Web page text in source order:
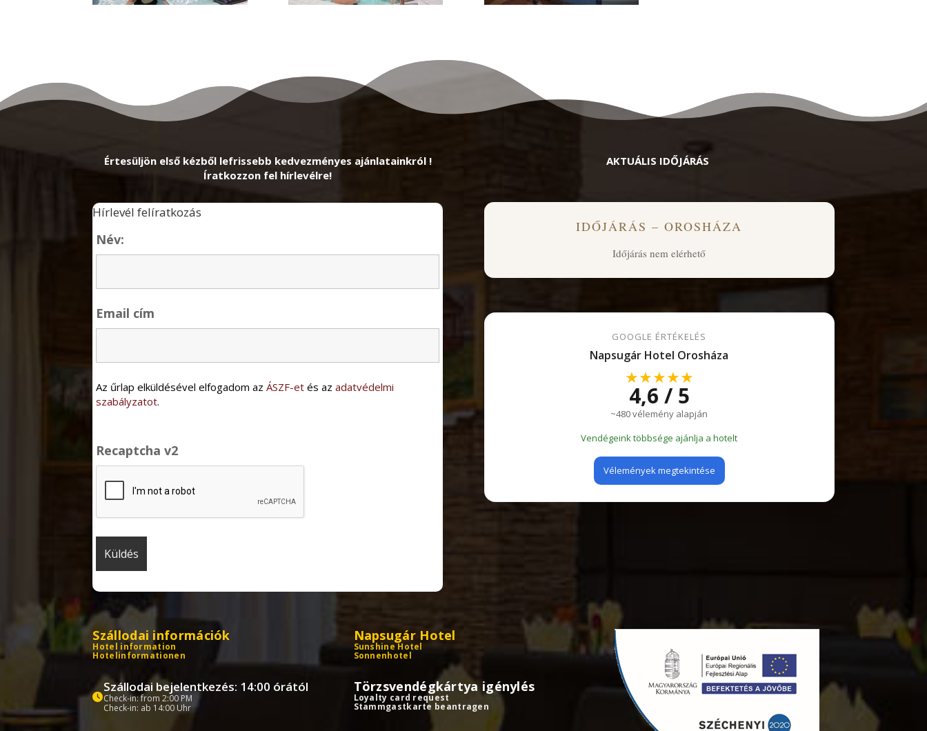
Értesüljön első kézből lefrissebb kedvezményes ajánlatainkról !
Íratkozzon fel hírlevélre!
Hírlevél felíratkozás
Név:
Email cím
Az űrlap elküldésével elfogadom azÁSZF-et és azadatvédelmi
szabályzatot.
Recaptcha v2
AKTUÁLIS IDŐJÁRÁS
IDŐJÁRÁS – OROSHÁZA
Időjárás nem elérhető
GOOGLE ÉRTÉKELÉS
Napsugár Hotel Orosháza
★★★★★
4,6 / 5
~480 vélemény alapján
Vendégeink többsége ajánlja a hotelt
Vélemények megtekintése
Szállodai információk
Hotel information
Hotelinformationen
Szállodai bejelentkezés: 14:00 órától
Check-in: from 2:00 PM
Check-in: ab 14:00 Uhr
Napsugár Hotel
Sunshine Hotel
Sonnenhotel
Törzsvendégkártya igénylés
Loyalty card request
Stammgastkarte beantragen